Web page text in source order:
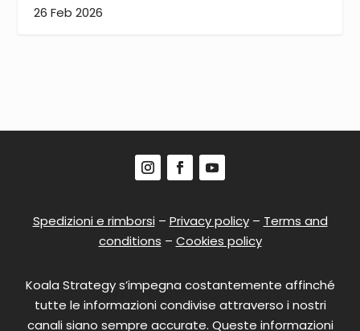
26 Feb 2026
Spedizioni e rimborsi – Privacy policy– Terms and
conditions – Cookies policy
Koala Strategy s’impegna costantemente affinché
tutte le informazioni condivise attraverso i nostri
canali siano sempre accurate. Queste informazioni